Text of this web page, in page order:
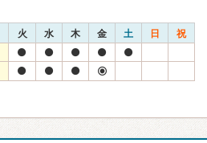
火 水 木 金 土 日 祝